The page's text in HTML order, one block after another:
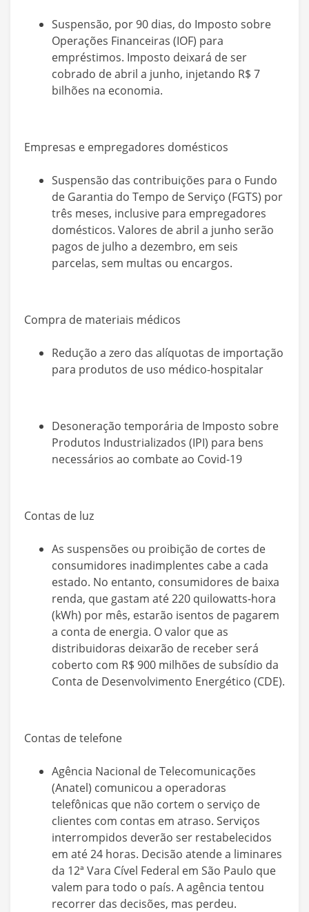
Suspensão, por 90 dias, do Imposto sobre
Operações Financeiras (IOF) para
empréstimos. Imposto deixará de ser
cobrado de abril a junho, injetando R$ 7
bilhões na economia.
Empresas e empregadores domésticos
Suspensão das contribuições para o Fundo
de Garantia do Tempo de Serviço (FGTS) por
três meses, inclusive para empregadores
domésticos. Valores de abril a junho serão
pagos de julho a dezembro, em seis
parcelas, sem multas ou encargos.
Compra de materiais médicos
Redução a zero das alíquotas de importação
para produtos de uso médico-hospitalar
Desoneração temporária de Imposto sobre
Produtos Industrializados (IPI) para bens
necessários ao combate ao Covid-19
Contas de luz
As suspensões ou proibição de cortes de
consumidores inadimplentes cabe a cada
estado. No entanto, consumidores de baixa
renda, que gastam até 220 quilowatts-hora
(kWh) por mês, estarão isentos de pagarem
a conta de energia. O valor que as
distribuidoras deixarão de receber será
coberto com R$ 900 milhões de subsídio da
Conta de Desenvolvimento Energético (CDE).
Contas de telefone
Agência Nacional de Telecomunicações
(Anatel) comunicou a operadoras
telefônicas que não cortem o serviço de
clientes com contas em atraso. Serviços
interrompidos deverão ser restabelecidos
em até 24 horas. Decisão atende a liminares
da 12ª Vara Cível Federal em São Paulo que
valem para todo o país. A agência tentou
recorrer das decisões, mas perdeu.